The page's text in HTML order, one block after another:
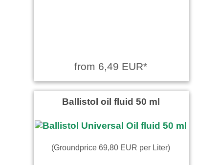
from 6,49 EUR*
Ballistol oil fluid 50 ml
(Groundprice 69,80 EUR per Liter)